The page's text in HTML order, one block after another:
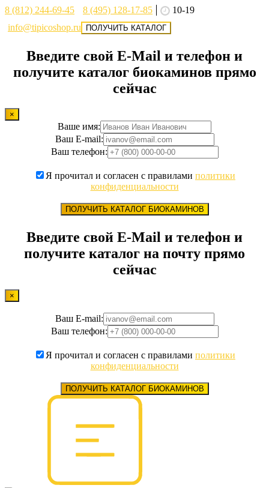
8 (812) 244-69-45 8 (495) 128-17-85
10-19
info@tipicoshop.ru
ПОЛУЧИТЬ КАТАЛОГ
Введите свой E-Mail и телефон и
получите каталог биокаминов прямо
сейчас
×
Ваше имя:
Ваш E-mail:
Ваш телефон:
Я прочитал и согласен с правилами политики
конфиденциальности
ПОЛУЧИТЬ КАТАЛОГ БИОКАМИНОВ
Введите свой E-Mail и телефон и
получите каталог на почту прямо
сейчас
×
Ваш E-mail:
Ваш телефон:
Я прочитал и согласен с правилами политики
конфиденциальности
ПОЛУЧИТЬ КАТАЛОГ БИОКАМИНОВ